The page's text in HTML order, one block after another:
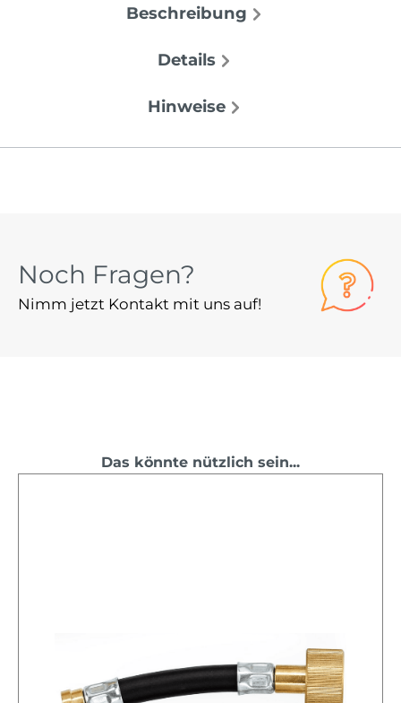
Beschreibung
Details
Hinweise
Noch Fragen?
Nimm jetzt Kontakt mit uns auf!
Das könnte nützlich sein...